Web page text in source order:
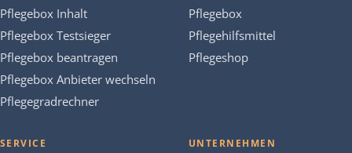
Pflegebox Inhalt
Pflegebox Testsieger
Pflegebox beantragen
Pflegebox Anbieter wechseln
Pflegegradrechner
Pflegebox
Pflegehilfsmittel
Pflegeshop
SERVICE UNTERNEHMEN